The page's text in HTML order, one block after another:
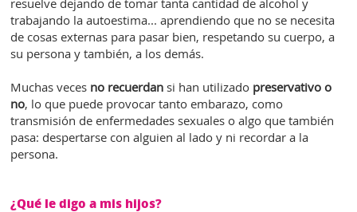
trabajando la autoestima... aprendiendo que no se necesita
de cosas externas para pasar bien, respetando su cuerpo, a
su persona y también, a los demás.
Muchas veces no recuerdan si han utilizado preservativo o
no, lo que puede provocar tanto embarazo, como
transmisión de enfermedades sexuales o algo que también
pasa: despertarse con alguien al lado y ni recordar a la
persona.
¿Qué le digo a mis hijos?